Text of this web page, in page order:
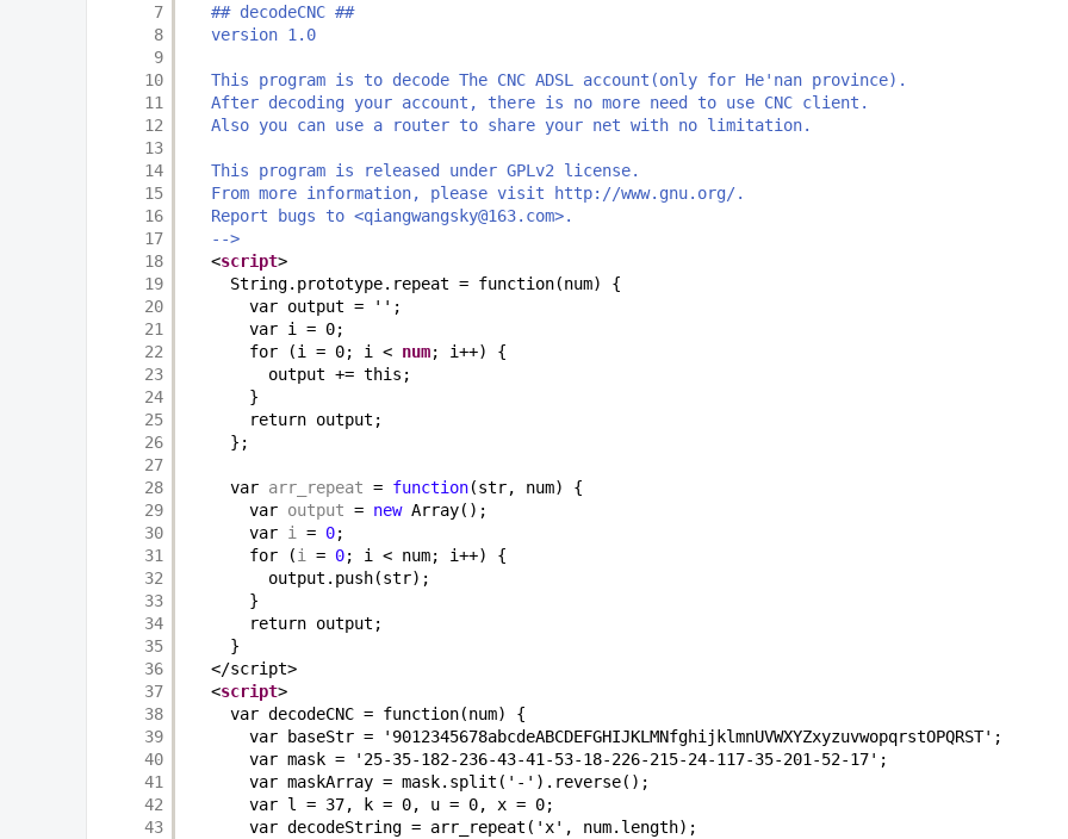
7
8
9
10
11
12
13
14
15
16
17
18
19
20
21
22
23
24
25
26
27
28
29
30
31
32
33
34
35
36
37
38
39
40
41
42
43
## decodeCNC ##
version 1.0
This program is to decode The CNC ADSL account(only for He'nan province).
After decoding your account, there is no more need to use CNC client.
Also you can use a router to share your net with no limitation.
This program is released under GPLv2 license.
From more information, please visit http://www.gnu.org/.
Report bugs to <qiangwangsky@163.com>.
-->
<script>
String.prototype.repeat = function(num) {
var output = '';
var i = 0;
for (i = 0; i < num; i++) {
output += this;
}
return output;
};
var arr_repeat = function(str, num) {
var output = new Array();
var i = 0;
for (i = 0; i < num; i++) {
output.push(str);
}
return output;
}
</script>
<script>
var decodeCNC = function(num) {
var baseStr = '9012345678abcdeABCDEFGHIJKLMNfghijklmnUVWXYZxyzuvwopqrstOPQRST';
var mask = '25-35-182-236-43-41-53-18-226-215-24-117-35-201-52-17';
var maskArray = mask.split('-').reverse();
var l = 37, k = 0, u = 0, x = 0;
var decodeString = arr_repeat('x', num.length);